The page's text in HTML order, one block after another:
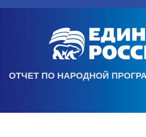
ОТЧЕТ ПО НАРОДНОЙ